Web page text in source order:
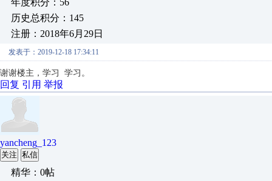
年度积分：56
历史总积分：145
注册：2018年6月29日
发表于：2019-12-18 17:34:11
谢谢楼主，学习 学习。
回复 引用 举报
yancheng_123
关注 私信
精华：0帖